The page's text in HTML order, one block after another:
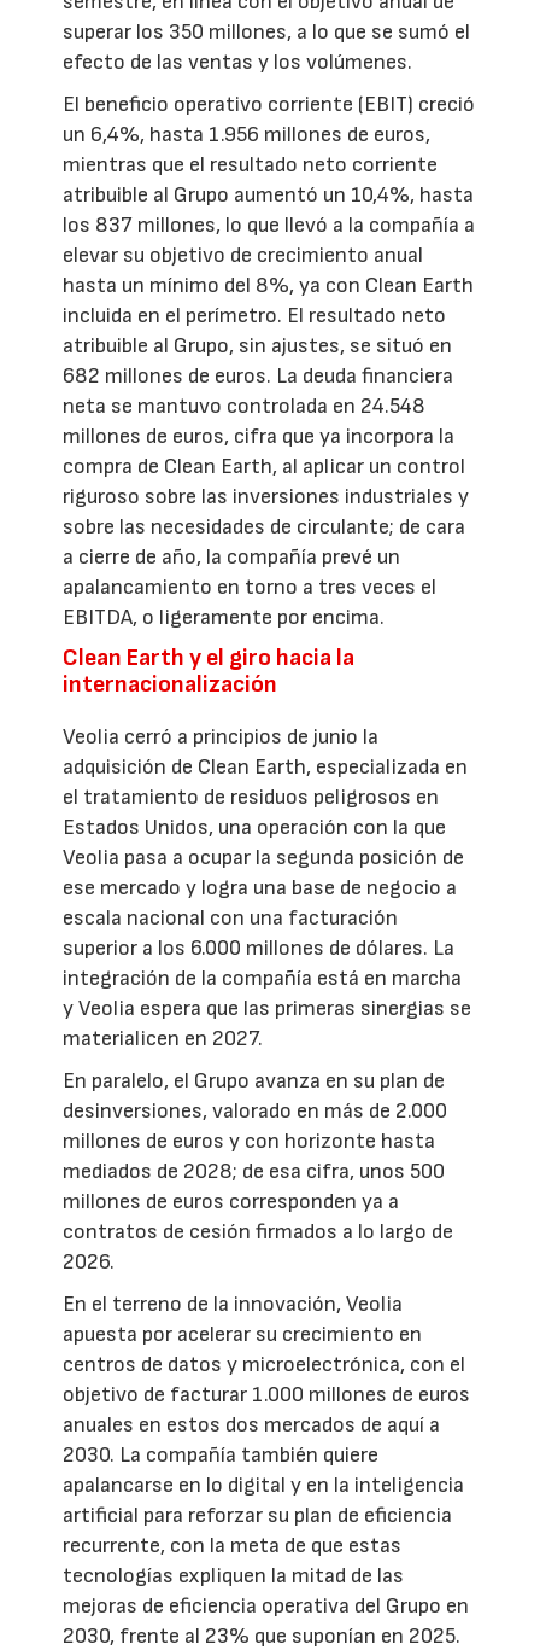
superar los 350 millones, a lo que se sumó el
efecto de las ventas y los volúmenes.
El beneficio operativo corriente (EBIT) creció
un 6,4%, hasta 1.956 millones de euros,
mientras que el resultado neto corriente
atribuible al Grupo aumentó un 10,4%, hasta
los 837 millones, lo que llevó a la compañía a
elevar su objetivo de crecimiento anual
hasta un mínimo del 8%, ya con Clean Earth
incluida en el perímetro. El resultado neto
atribuible al Grupo, sin ajustes, se situó en
682 millones de euros. La deuda financiera
neta se mantuvo controlada en 24.548
millones de euros, cifra que ya incorpora la
compra de Clean Earth, al aplicar un control
riguroso sobre las inversiones industriales y
sobre las necesidades de circulante; de cara
a cierre de año, la compañía prevé un
apalancamiento en torno a tres veces el
EBITDA, o ligeramente por encima.
Clean Earth y el giro hacia la
internacionalización
Veolia cerró a principios de junio la
adquisición de Clean Earth, especializada en
el tratamiento de residuos peligrosos en
Estados Unidos, una operación con la que
Veolia pasa a ocupar la segunda posición de
ese mercado y logra una base de negocio a
escala nacional con una facturación
superior a los 6.000 millones de dólares. La
integración de la compañía está en marcha
y Veolia espera que las primeras sinergias se
materialicen en 2027.
En paralelo, el Grupo avanza en su plan de
desinversiones, valorado en más de 2.000
millones de euros y con horizonte hasta
mediados de 2028; de esa cifra, unos 500
millones de euros corresponden ya a
contratos de cesión firmados a lo largo de
2026.
En el terreno de la innovación, Veolia
apuesta por acelerar su crecimiento en
centros de datos y microelectrónica, con el
objetivo de facturar 1.000 millones de euros
anuales en estos dos mercados de aquí a
2030. La compañía también quiere
apalancarse en lo digital y en la inteligencia
artificial para reforzar su plan de eficiencia
recurrente, con la meta de que estas
tecnologías expliquen la mitad de las
mejoras de eficiencia operativa del Grupo en
2030, frente al 23% que suponían en 2025.